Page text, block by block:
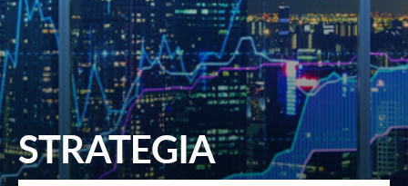
STRATEGIA
TEAM
PRODOTTI
STRATEGIA